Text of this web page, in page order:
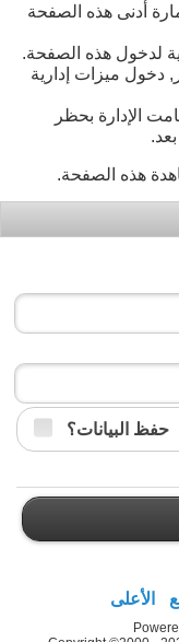
أدنى هذه الصفحة
لدخول هذه الصفحة.
ميزات إدارية
الإدارة بحظر
هذه الصفحة.
حفظ البيانات؟
الأعلى